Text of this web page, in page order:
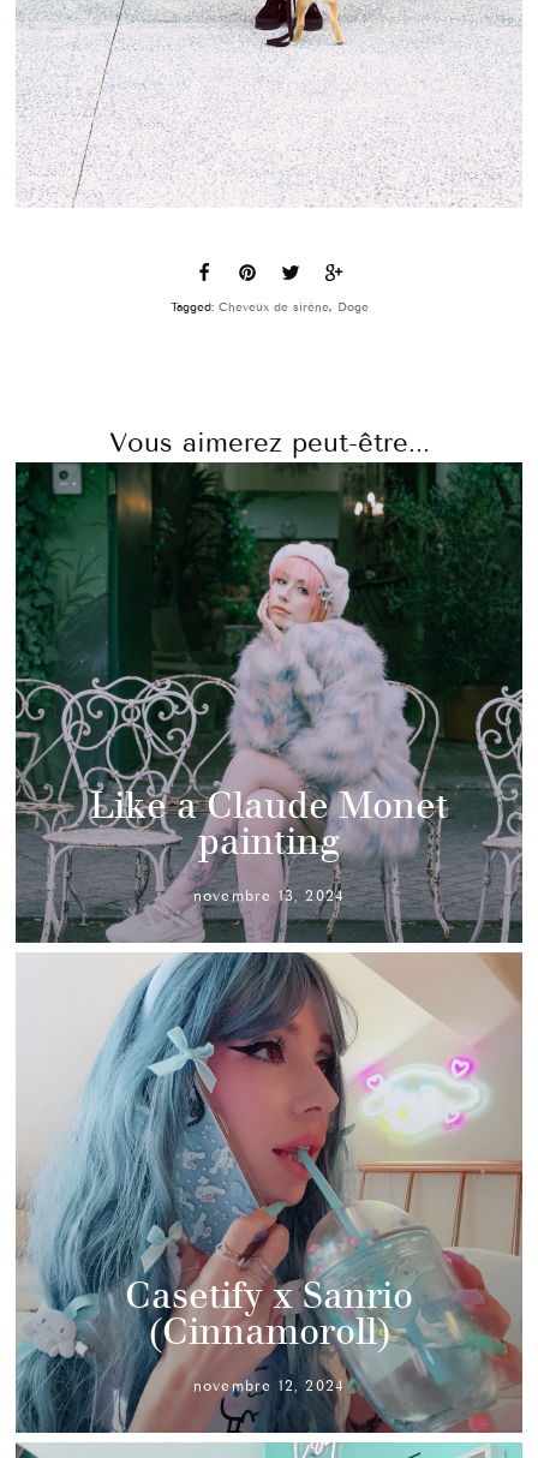
Tagged: Cheveux de sirène, Doge
Vous aimerez peut-être...
Like a Claude Monet
painting
novembre 13, 2024
Casetify x Sanrio
(Cinnamoroll)
novembre 12, 2024